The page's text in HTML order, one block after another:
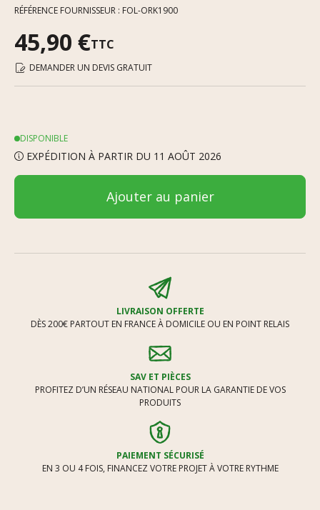
RÉFÉRENCE FOURNISSEUR : FOL-ORK1900
45,90 €TTC
DEMANDER UN DEVIS GRATUIT
DISPONIBLE
EXPÉDITION À PARTIR DU 11 AOÛT 2026
Ajouter au panier
LIVRAISON OFFERTE
DÈS 200€ PARTOUT EN FRANCE À DOMICILE OU EN POINT RELAIS
SAV ET PIÈCES
PROFITEZ D’UN RÉSEAU NATIONAL POUR LA GARANTIE DE VOS
PRODUITS
PAIEMENT SÉCURISÉ
EN 3 OU 4 FOIS, FINANCEZ VOTRE PROJET À VOTRE RYTHME